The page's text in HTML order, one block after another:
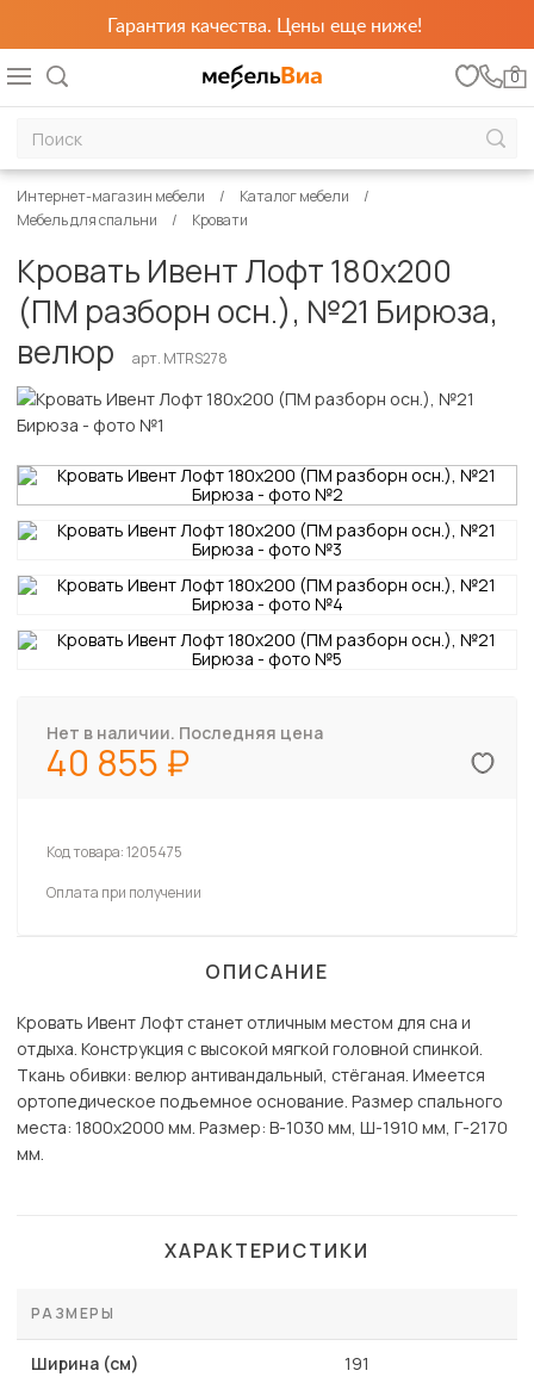
Гарантия качества. Цены еще ниже!
0
Интернет-магазин мебели
Каталог мебели
Мебель для спальни
Кровати
Кровать Ивент Лофт 180х200
(ПМ разборн осн.), №21 Бирюза,
велюр
арт. MTRS278
Нет в наличии. Последняя цена
40 855
Код товара:1205475
Оплата при получении
ОПИСАНИЕ
Кровать Ивент Лофт станет отличным местом для сна и
отдыха. Конструкция с высокой мягкой головной спинкой.
Ткань обивки: велюр антивандальный, стёганая. Имеется
ортопедическое подъемное основание. Размер спального
места: 1800х2000 мм. Размер: В-1030 мм, Ш-1910 мм, Г-2170
мм.
ХАРАКТЕРИСТИКИ
РАЗМЕРЫ
Ширина (см) 191